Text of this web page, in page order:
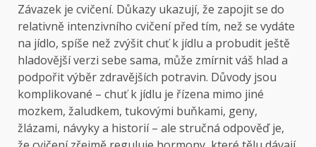
Závazek je cvičení. Důkazy ukazují, že zapojit se do
relativně intenzivního cvičení před tím, než se vydáte
na jídlo, spíše než zvýšit chuť k jídlu a probudit ještě
hladovější verzi sebe sama, může zmírnit váš hlad a
podpořit výběr zdravějších potravin. Důvody jsou
komplikované – chuť k jídlu je řízena mimo jiné
mozkem, žaludkem, tukovými buňkami, geny,
žlázami, návyky a historií – ale stručná odpověď je,